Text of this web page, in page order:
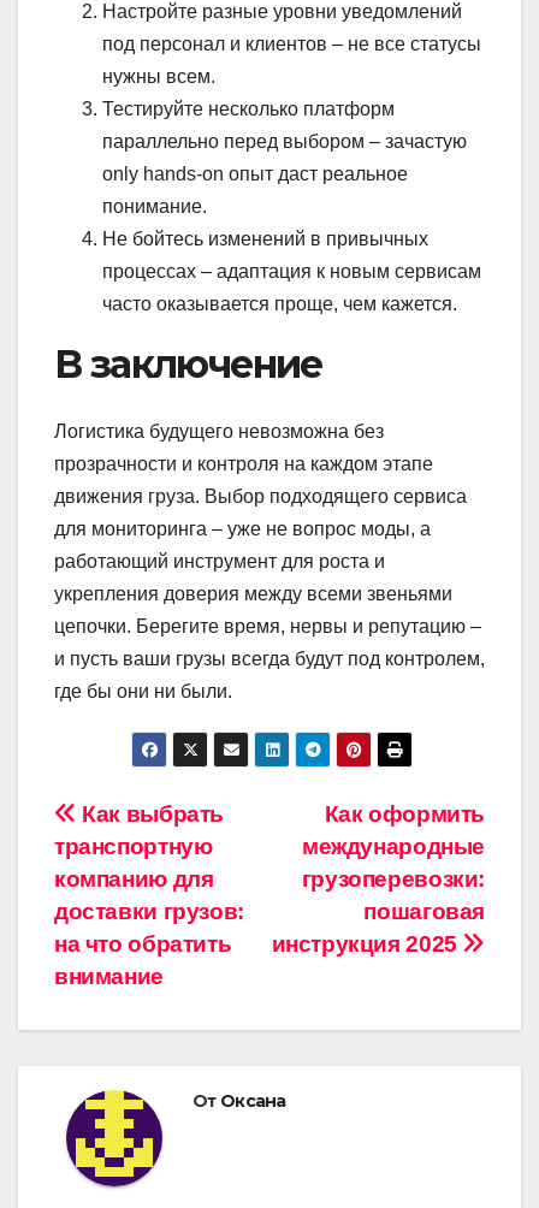
Настройте разные уровни уведомлений
под персонал и клиентов – не все статусы
нужны всем.
Тестируйте несколько платформ
параллельно перед выбором – зачастую
only hands-on опыт даст реальное
понимание.
Не бойтесь изменений в привычных
процессах – адаптация к новым сервисам
часто оказывается проще, чем кажется.
В заключение
Логистика будущего невозможна без
прозрачности и контроля на каждом этапе
движения груза. Выбор подходящего сервиса
для мониторинга – уже не вопрос моды, а
работающий инструмент для роста и
укрепления доверия между всеми звеньями
цепочки. Берегите время, нервы и репутацию –
и пусть ваши грузы всегда будут под контролем,
где бы они ни были.
Навигация
по
записям
Как оформить
международные
грузоперевозки:
пошаговая
инструкция 2025
Как выбрать
транспортную
компанию для
доставки грузов:
на что обратить
внимание
От Оксана